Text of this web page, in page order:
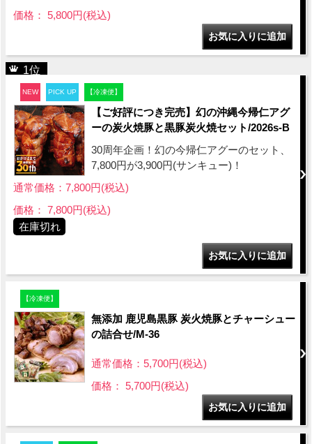
価格： 5,800円(税込)
1位
NEW PICK UP 【冷凍便】
【ご好評につき完売】幻の沖縄今帰仁アグ
ーの炭火焼豚と黒豚炭火焼セット/2026s-B
30周年企画！幻の今帰仁アグーのセット、
7,800円が3,900円(サンキュー)！
通常価格：7,800円(税込)
価格： 7,800円(税込)
在庫切れ
【冷凍便】
無添加 鹿児島黒豚 炭火焼豚とチャーシュー
の詰合せ/M-36
通常価格：5,700円(税込)
価格： 5,700円(税込)